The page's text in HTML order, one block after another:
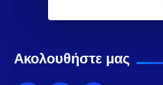
Ακολουθήστε μας